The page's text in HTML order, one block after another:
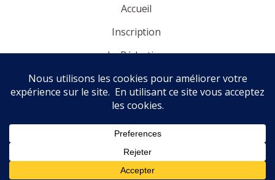
Accueil
Inscription
La Rédaction
Panorama